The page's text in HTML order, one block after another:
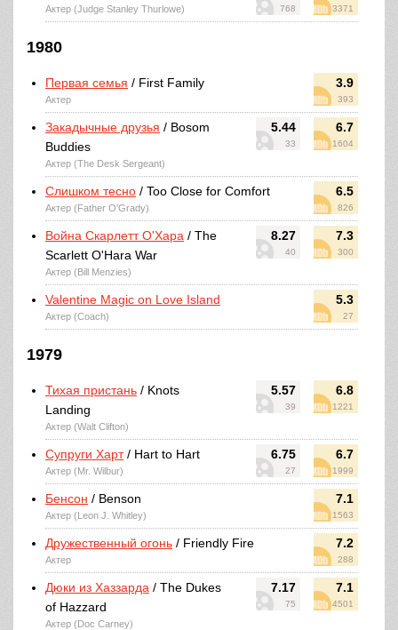
768 3371
Актер (Judge Stanley Thurlowe)
1980
3.9
393
Первая семья / First Family
Актер
5.44
33
6.7
1604
Закадычные друзья / Bosom
Buddies
Актер (The Desk Sergeant)
6.5
826
Слишком тесно / Too Close for Comfort
Актер (Father O'Grady)
8.27
40
7.3
300
Война Скарлетт О'Хара / The
Scarlett O'Hara War
Актер (Bill Menzies)
5.3
27
Valentine Magic on Love Island
Актер (Coach)
1979
5.57
39
6.8
1221
Тихая пристань / Knots
Landing
Актер (Walt Clifton)
6.75
27
6.7
1999
Супруги Харт/ Hart to Hart
Актер (Mr. Wilbur)
7.1
1563
Бенсон / Benson
Актер (Leon J. Whitley)
7.2
288
Дружественный огонь / Friendly Fire
Актер
7.17
75
7.1
4501
Дюки из Хаззарда / The Dukes
of Hazzard
Актер (Doc Carney)